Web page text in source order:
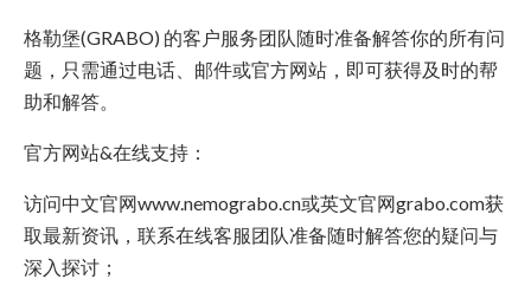
格勒堡(GRABO) 的客户服务团队随时准备解答你的所有问
题，只需通过电话、邮件或官方网站，即可获得及时的帮
助和解答。
官方网站&在线支持：
访问中文官网www.nemograbo.cn或英文官网grabo.com获
取最新资讯，联系在线客服团队准备随时解答您的疑问与
深入探讨；